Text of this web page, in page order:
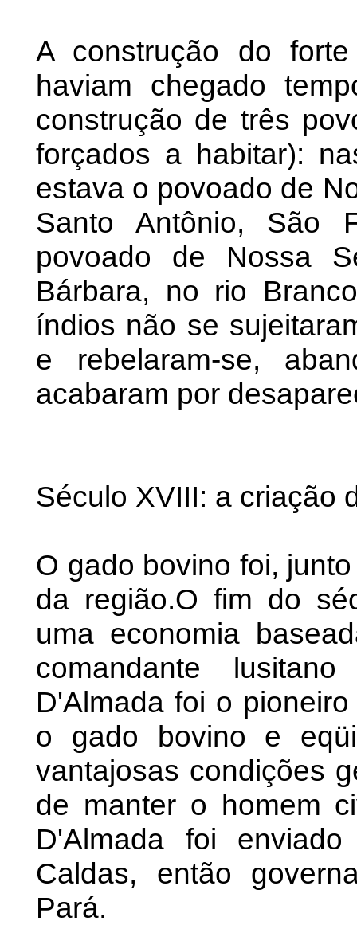
A construção do
haviam chegado
construção de três
forçados a habitar):
estava o povoado de
Santo Antônio, São
povoado de Nossa
Bárbara, no rio
índios não se
e rebelaram-se,
acabaram por
Século XVIII: a criação
O gado bovino foi,
da região.O fim do
uma economia
comandante
D'Almada foi o
o gado bovino e
vantajosas condições
de manter o homem
D'Almada foi
Caldas, então
Pará.